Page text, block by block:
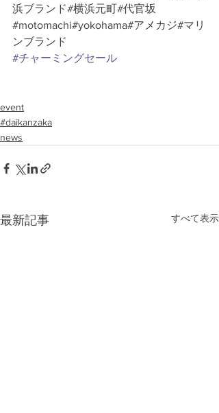
浜ブランド#横浜元町#代官坂
#motomachi#yokohama#アメカジ#マリ
ンブランド
#チャーミングセール
event
#daikanzaka
news
最新記事 すべて表示